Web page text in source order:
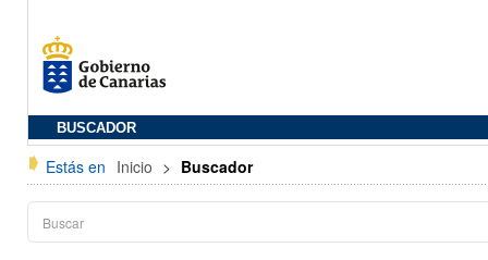
BUSCADOR
Estás en Inicio > Buscador